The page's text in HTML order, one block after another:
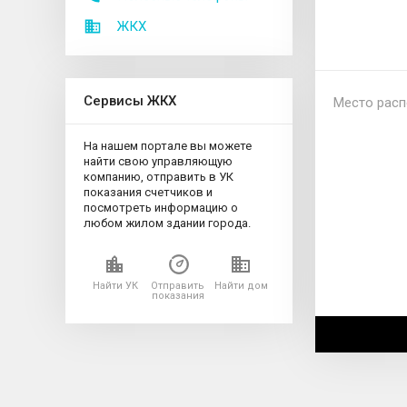
ЖКХ
Сервисы ЖКХ
На нашем портале вы можете
найти свою управляющую
компанию, отправить в УК
показания счетчиков и
посмотреть информацию о
любом жилом здании города.
Найти УК
Отправить
показания
Найти дом
Место